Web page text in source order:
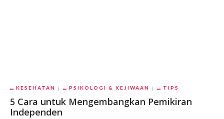
KESEHATAN PSIKOLOGI & KEJIWAAN TIPS
5 Cara untuk Mengembangkan Pemikiran
Independen